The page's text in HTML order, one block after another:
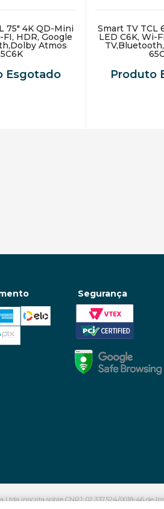
75" 4K QD-Mini
FI, HDR, Google
Atmos
Esgotado
Smart TV TCL
LED C6K, Wi-
Produto
Segurança
inscrita sobre CNPJ: 02.337.524/0018-46 de